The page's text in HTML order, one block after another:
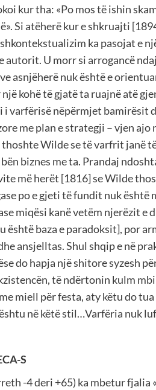
kur tha: «Po mos të ishin
Si atëherë kur e shkruajti
ka pasojat e
autorit. U morr si arrogancë
asnjëherë nuk është e
kohë të gjatë ta ruajnë atë
varfërisë nëpërmjet bamirësit
me plan e strategji – vjen ajo
Wilde se të varfrit janë
biznes me ta. Prandaj
më herët [1816] se Wilde
po e gjeti të fundit nuk është
miqësi kanë vetëm njerëzit
është baza e paradoksit], por
ansjelltas. Shul shqip e në
do hapja një shitore syzesh
të ndërtonin kulm
miell për festa, aty këtu do
në këtë stil…Varfëria nuk
S
-4 deri +65) ka mbetur